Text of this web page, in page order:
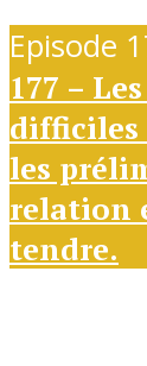
Episode
177 –
difficiles
les
relation
tendre.